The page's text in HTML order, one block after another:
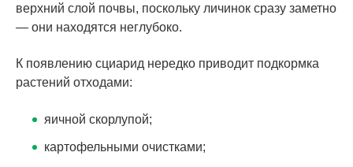
верхний слой почвы, поскольку личинок сразу заметно
— они находятся неглубоко.
К появлению сциарид нередко приводит подкормка
растений отходами:
яичной скорлупой;
картофельными очистками;